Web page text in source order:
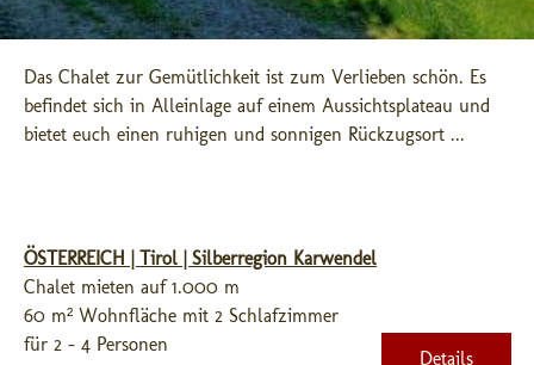
Das Chalet zur Gemütlichkeit ist zum Verlieben schön. Es
befindet sich in Alleinlage auf einem Aussichtsplateau und
bietet euch einen ruhigen und sonnigen Rückzugsort ...
ÖSTERREICH | Tirol | Silberregion Karwendel
Chalet mieten auf 1.000 m
60 m² Wohnfläche mit 2 Schlafzimmer
für 2 - 4 Personen
Details